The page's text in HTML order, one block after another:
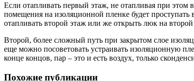
Если отапливать первый этаж, не отапливая при этом
помещения на изоляционной пленке будет
отапливать второй этаж или же открыть люк на
Второй, более сложный путь при закрытом слое
еще можно посоветовать устраивать изоляционную
конце концов, пар – это и есть воздух, только
Похожие публикации